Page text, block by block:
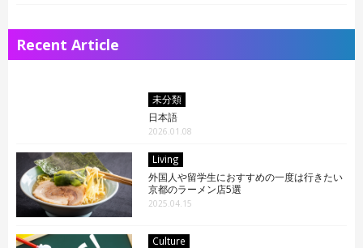
Recent Article
未分類
日本語
2026.01.08
Living
外国人や留学生におすすめの一度は行きたい
京都のラーメン店5選
2025.04.15
Culture